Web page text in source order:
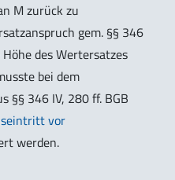
M zurück zu
gem. §§ 346
des Wertersatzes
bei dem
§§ 346 IV, 280 ff. BGB
vor
werden.